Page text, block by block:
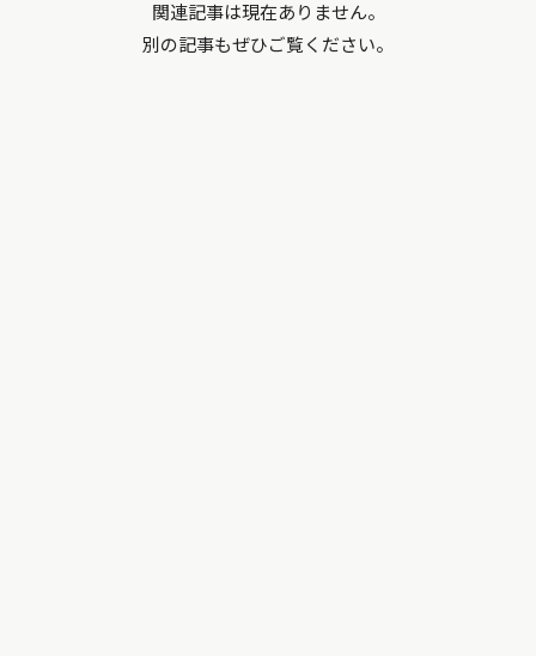
関連記事は現在ありません。
別の記事もぜひご覧ください。